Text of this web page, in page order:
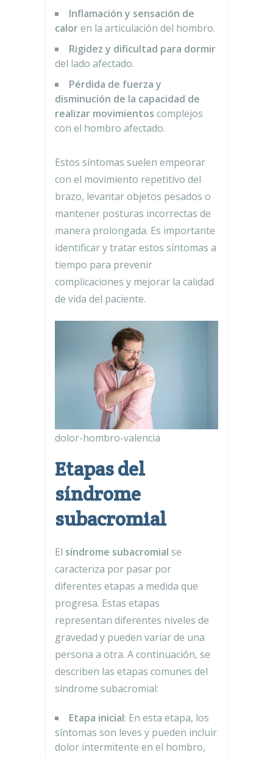
Inflamación y sensación de
caloren la articulación del hombro.
Rigidez y dificultad para dormir
del lado afectado.
Pérdida de fuerza y
disminución de la capacidad de
realizar movimientos complejos
con el hombro afectado.
Estos síntomas suelen empeorar
con el movimiento repetitivo del
brazo, levantar objetos pesados o
mantener posturas incorrectas de
manera prolongada. Es importante
identificar y tratar estos síntomas a
tiempo para prevenir
complicaciones y mejorar la calidad
de vida del paciente.
dolor-hombro-valencia
Etapas del
síndrome
subacromial
El síndrome subacromial se
caracteriza por pasar por
diferentes etapas a medida que
progresa. Estas etapas
representan diferentes niveles de
gravedad y pueden variar de una
persona a otra. A continuación, se
describen las etapas comunes del
síndrome subacromial:
Etapa inicial: En esta etapa, los
síntomas son leves y pueden incluir
dolor intermitente en el hombro,